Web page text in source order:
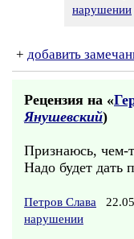
нарушении
+ добавить
Рецензия на «
Янушевский)
Признаюсь, чем-
Надо будет дать
Петров Слава
нарушении